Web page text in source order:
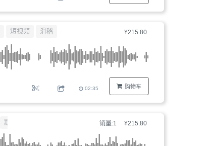
¥215.80
购物车
短视频 滑稽
02:35
销量:1 ¥215.80
默片